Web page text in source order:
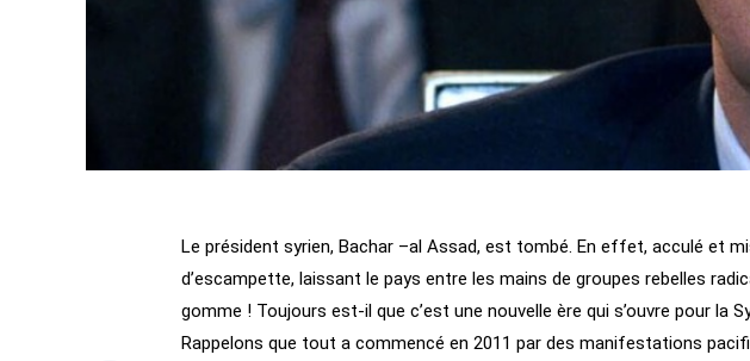
Le président syrien, Bachar –al Assad, est tombé. En effet, acculé et
d’escampette, laissant le pays entre les mains de groupes rebelles
gomme ! Toujours est-il que c’est une nouvelle ère qui s’ouvre pour la
Rappelons que tout a commencé en 2011 par des manifestations